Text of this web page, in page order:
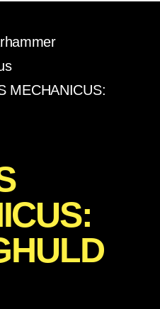
MECHANICUS: